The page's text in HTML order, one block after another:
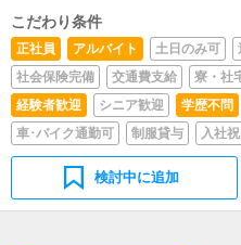
こだわり条件
正社員 アルバイト 土日のみ可
社会保険完備
交通費支給 寮・社
経験者歓迎
シニア歓迎 学歴不問
車･バイク通勤可
制服貸与 入社
検討中に追加